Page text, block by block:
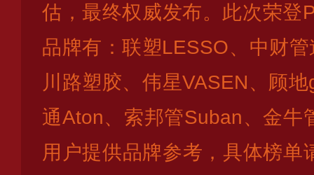
估，最终权威发布。此次荣登
品牌有：联塑LESSO、中财
川路塑胶、伟星VASEN、顾
通Aton、索邦管Suban、金牛
用户提供品牌参考，具体榜单